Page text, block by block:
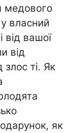
медового
власний
вашої
від
злос ті. Як
як